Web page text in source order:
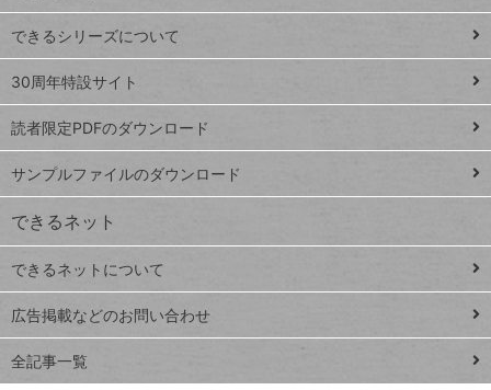
ド
Google
スプレ
ッドシ
ート
iPhone
VLOOKUP
close
閉じ
る
ト
ッ
プ
ペ
ジ
連載
Excel Q&A
トイアンナ流仕
事術
PowerAutomate
できるシリーズについて
30周年特設サイト
読者限定PDFのダウンロード
サンプルファイルのダウンロード
できるネット
できるネットについて
広告掲載などのお問い合わせ
全記事一覧